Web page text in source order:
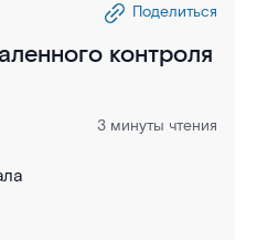
Поделиться
контроля
3 минуты чтения